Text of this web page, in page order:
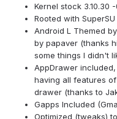
Kernel stock 3.10.30
Rooted with
Android L Themed
by papaver (thanks
some things I didn't
AppDrawer
having all features
drawer (thanks to
Gapps Included
Optimized (tweaks)